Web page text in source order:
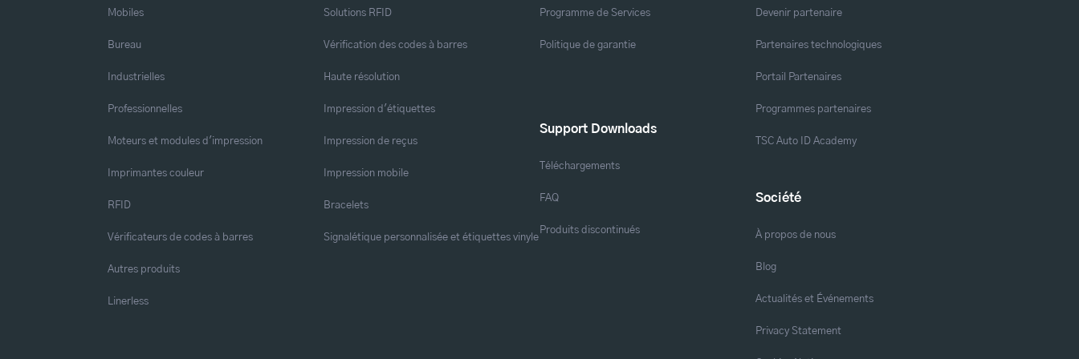
Mobiles
Bureau
Industrielles
Professionnelles
Moteurs et modules d'impression
Imprimantes couleur
RFID
Vérificateurs de codes à barres
Autres produits
Linerless
Solutions RFID
Vérification des codes à barres
Haute résolution
Impression d'étiquettes
Impression de reçus
Impression mobile
Bracelets
Signalétique personnalisée et étiquettes vinyle
Programme de Services
Politique de garantie
Support Downloads
Téléchargements
FAQ
Produits discontinués
Devenir partenaire
Partenaires technologiques
Portail Partenaires
Programmes partenaires
TSC Auto ID Academy
Société
À propos de nous
Blog
Actualités et Événements
Privacy Statement